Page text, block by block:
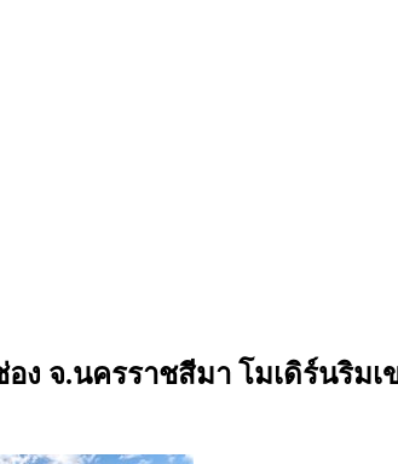
ง จ.นครราชสีมา โมเดิร์นริม